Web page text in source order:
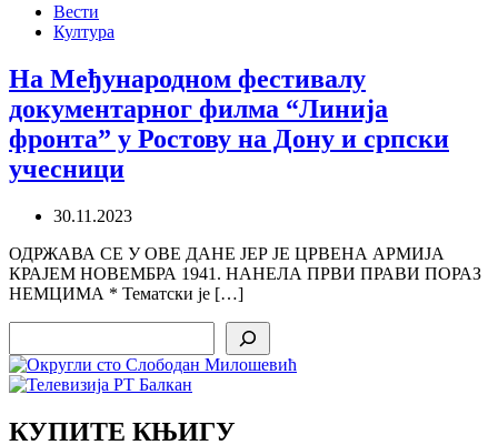
Вести
Култура
На Међународном фестивалу
документарног филма “Линија
фронта” у Ростову на Дону и српски
учесници
30.11.2023
ОДРЖАВА СЕ У ОВЕ ДАНЕ ЈЕР ЈЕ ЦРВЕНА АРМИЈА
КРАЈЕМ НОВЕМБРА 1941. НАНЕЛА ПРВИ ПРАВИ ПОРАЗ
НЕМЦИМА * Тематски је […]
КУПИТЕ КЊИГУ